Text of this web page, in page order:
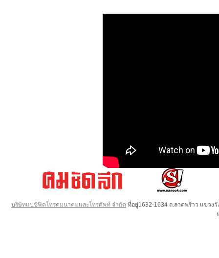
บริษัทแปซิฟิคโทรคมนาคมและโทรศัพท์ จำกัด ที่อยู่1632-1634 ถ.ลาดพร้าว แขวง